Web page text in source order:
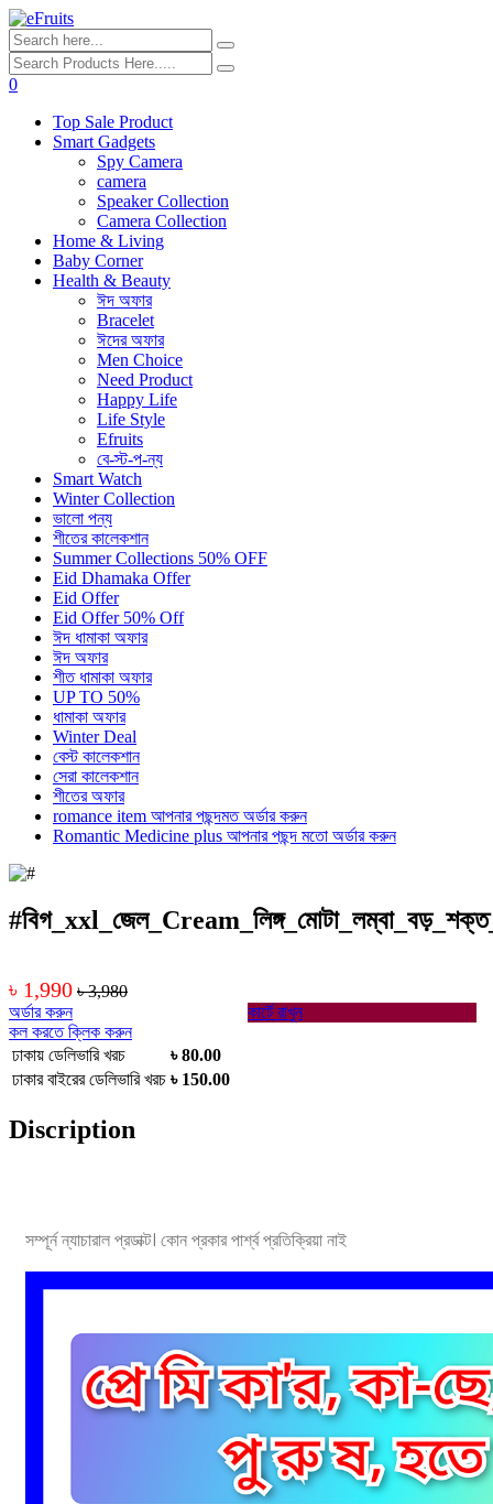
0
Top Sale Product
Smart Gadgets
Spy Camera
camera
Speaker Collection
Camera Collection
Home & Living
Baby Corner
Health & Beauty
ঈদ অফার
Bracelet
ঈদের অফার
Men Choice
Need Product
Happy Life
Life Style
Efruits
বে-স্ট-প-ন্য
Smart Watch
Winter Collection
ভালো পন্য
শীতের কালেকশান
Summer Collections 50% OFF
Eid Dhamaka Offer
Eid Offer
Eid Offer 50% Off
ঈদ ধামাকা অফার
ঈদ অফার
শীত ধামাকা অফার
UP TO 50%
ধামাকা অফার
Winter Deal
বেস্ট কালেকশান
সেরা কালেকশান
শীতের অফার
romance item আপনার পছন্দমত অর্ডার করুন
Romantic Medicine plus আপনার পছন্দ মতো অর্ডার করুন
৳ 1,990 ৳ 3,980
অর্ডার করুন
কার্টে রাখুন
কল করতে ক্লিক করুন
ঢাকায় ডেলিভারি খরচ
৳ 80.00
ঢাকার বাইরের ডেলিভারি খরচ ৳ 150.00
Discription
সম্পূর্ন ন্যাচারাল প্রডাক্ট। কোন প্রকার পার্শ্ব প্রতিক্রিয়া নাই